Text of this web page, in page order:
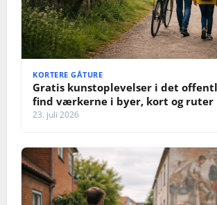
KORTERE GÅTURE
Gratis kunstoplevelser i det
find værkerne i byer, kort og ruter
23. juli 2026